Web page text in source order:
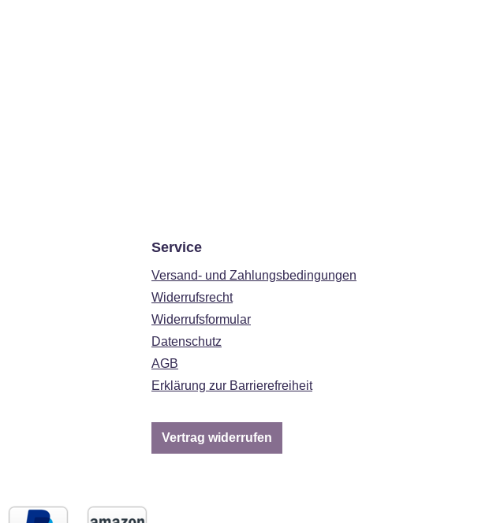
Service
Versand- und Zahlungsbedingungen
Widerrufsrecht
Widerrufsformular
Datenschutz
AGB
Erklärung zur Barrierefreiheit
Vertrag widerrufen